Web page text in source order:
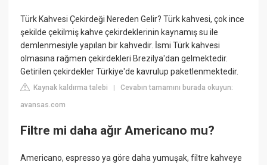
Türk Kahvesi Çekirdeği Nereden Gelir? Türk kahvesi, çok ince
şekilde çekilmiş kahve çekirdeklerinin kaynamış su ile
demlenmesiyle yapılan bir kahvedir. İsmi Türk kahvesi
olmasına rağmen çekirdekleri Brezilya'dan gelmektedir.
Getirilen çekirdekler Türkiye'de kavrulup paketlenmektedir.
Kaynak kaldırma talebi |Cevabın tamamını burada okuyun:
avansas.com
Filtre mi daha ağır Americano mu?
Americano, espresso ya göre daha yumuşak, filtre kahveye